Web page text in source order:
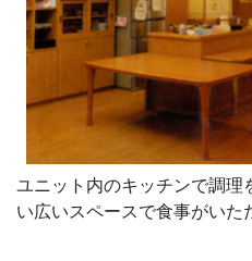
ユニット内のキッチンで調理
い広いスペースで食事がいた